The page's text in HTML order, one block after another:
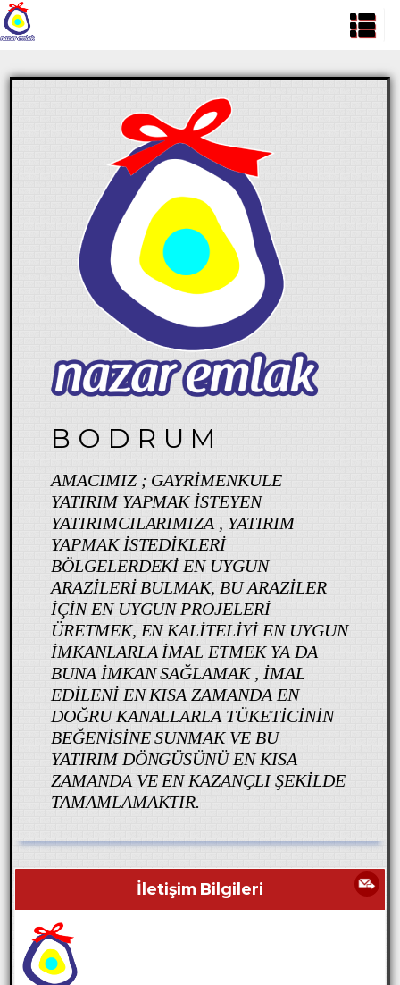
B O D R U M
AMACIMIZ ; GAYRIMENKULE
YATIRIM YAPMAK ISTEYEN
YATIRIMCILARIMIZA , YATIRIM
YAPMAK ISTEDIKLERI
BÖLGELERDEKI EN UYGUN
ARAZILERI BULMAK, BU ARAZILER
IÇIN EN UYGUN PROJELERI
ÜRETMEK, EN KALITELIYI EN UYGUN
IMKANLARLA IMAL ETMEK YA DA
BUNA IMKAN SAĞLAMAK , IMAL
EDILENI EN KISA ZAMANDA EN
DOĞRU KANALLARLA TÜKETICININ
BEĞENISINE SUNMAK VE BU
YATIRIM DÖNGÜSÜNÜ EN KISA
ZAMANDA VE EN KAZANÇLI ŞEKILDE
TAMAMLAMAKTIR.
İletişim Bilgileri